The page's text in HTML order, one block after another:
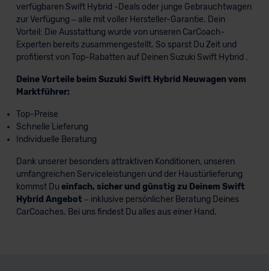
verfügbaren Swift Hybrid -Deals oder junge Gebrauchtwagen
zur Verfügung – alle mit voller Hersteller-Garantie. Dein
Vorteil: Die Ausstattung wurde von unseren CarCoach-
Experten bereits zusammengestellt. So sparst Du Zeit und
profitierst von Top-Rabatten auf Deinen Suzuki Swift Hybrid .
Deine Vorteile beim Suzuki Swift Hybrid Neuwagen vom
Marktführer:
Top-Preise
Schnelle Lieferung
Individuelle Beratung
Dank unserer besonders attraktiven Konditionen, unseren
umfangreichen Serviceleistungen und der Haustürlieferung
kommst Du einfach, sicher und günstig zu Deinem Swift
Hybrid Angebot – inklusive persönlicher Beratung Deines
CarCoaches. Bei uns findest Du alles aus einer Hand.